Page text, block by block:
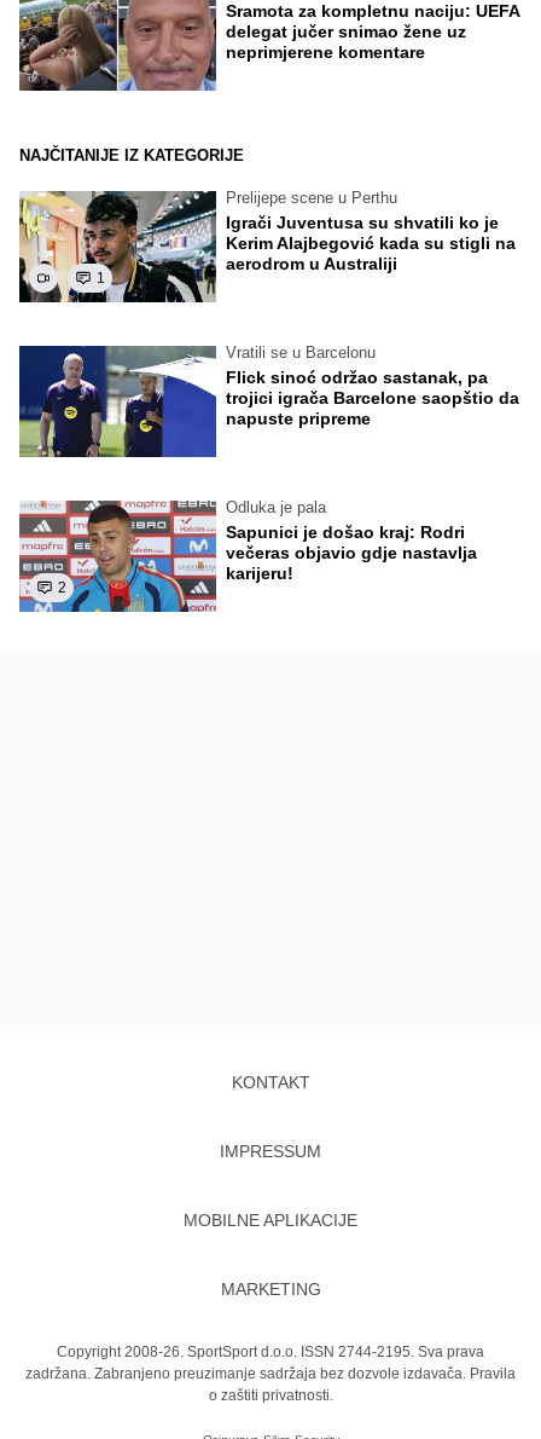
Sramota za kompletnu naciju: UEFA
delegat jučer snimao žene uz
neprimjerene komentare
NAJČITANIJE IZ KATEGORIJE
1
Prelijepe scene u Perthu
Igrači Juventusa su shvatili ko je
Kerim Alajbegović kada su stigli na
aerodrom u Australiji
Vratili se u Barcelonu
Flick sinoć održao sastanak, pa
trojici igrača Barcelone saopštio da
napuste pripreme
2
Odluka je pala
Sapunici je došao kraj: Rodri
večeras objavio gdje nastavlja
karijeru!
KONTAKT
IMPRESSUM
MOBILNE APLIKACIJE
MARKETING
Copyright 2008-26. SportSport d.o.o. ISSN 2744-2195. Sva prava
zadržana. Zabranjeno preuzimanje sadržaja bez dozvole izdavača. Pravila
o zaštiti privatnosti.